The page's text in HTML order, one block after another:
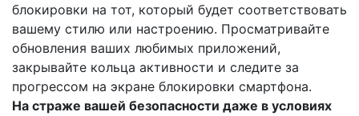
блокировки на тот, который будет соответствовать
вашему стилю или настроению. Просматривайте
обновления ваших любимых приложений,
закрывайте кольца активности и следите за
прогрессом на экране блокировки смартфона.
На страже вашей безопасности даже в условиях